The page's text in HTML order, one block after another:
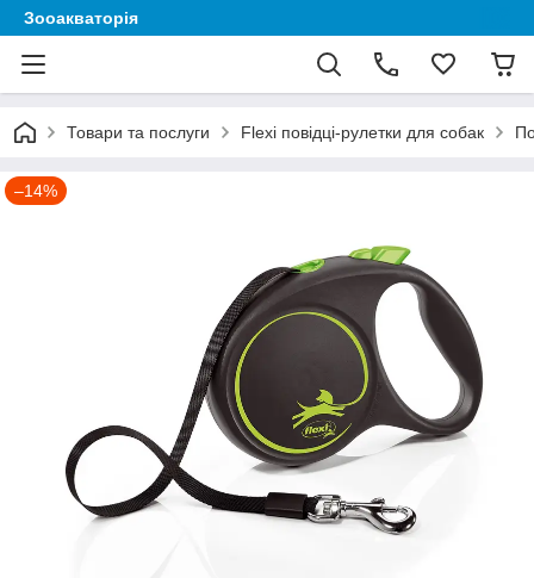
Зооакваторія
Товари та послуги Flexi повідці-рулетки для собак
–14%